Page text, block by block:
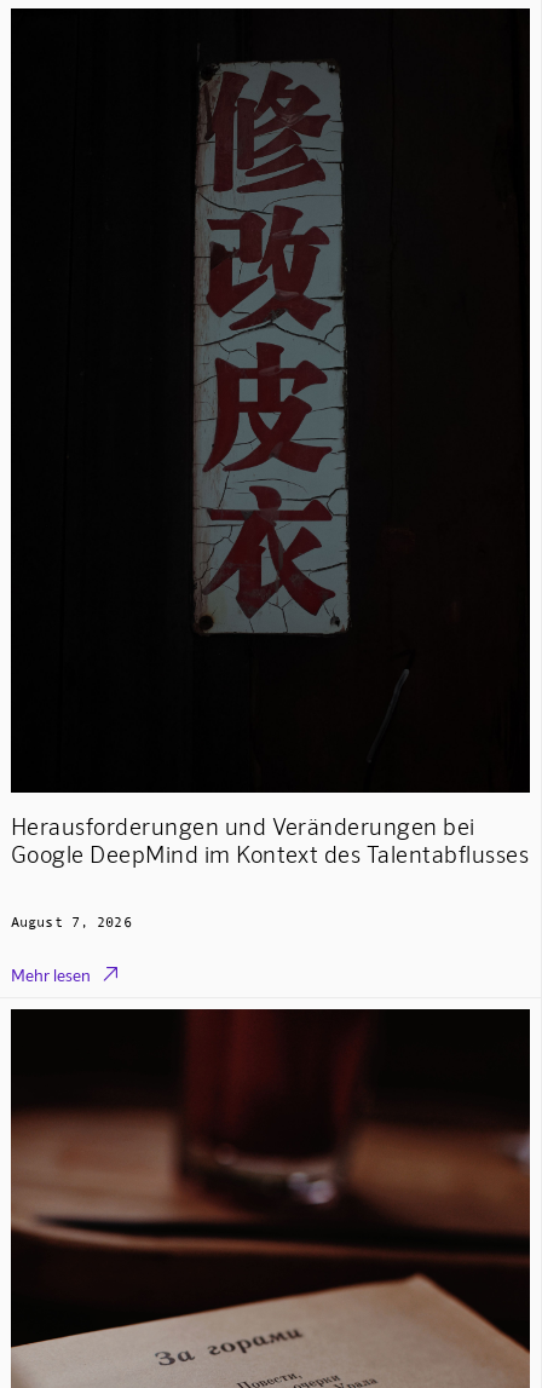
Herausforderungen und Veränderungen bei
Google DeepMind im Kontext des Talentabflusses
August 7, 2026
Mehr lesen 